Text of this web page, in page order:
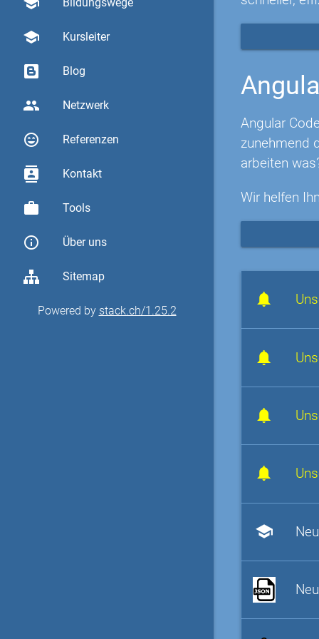
school Kursleiter
Blog
group Netzwerk
sentiment_very_satisfied Referenzen
contacts Kontakt
work Tools
info_outline Über uns
Sitemap
Powered by stack.ch/1.25.2
Angular
zunehmend
arbeiten
Wir helfen
school